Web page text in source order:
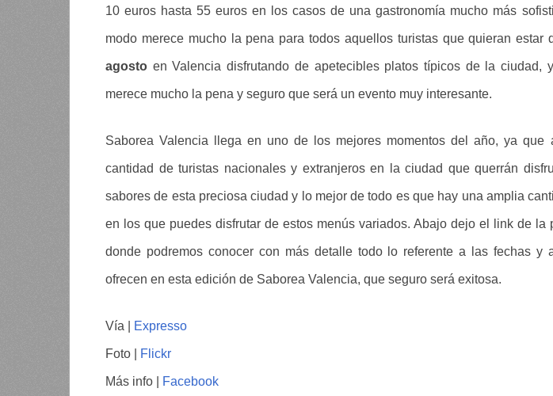
10 euros hasta 55 euros en los casos de una gastronomía mucho más
modo merece mucho la pena para todos aquellos turistas que quieran estar
agosto en Valencia disfrutando de apetecibles platos típicos de la ciudad,
merece mucho la pena y seguro que será un evento muy interesante.
Saborea Valencia llega en uno de los mejores momentos del año, ya que
cantidad de turistas nacionales y extranjeros en la ciudad que querrán
sabores de esta preciosa ciudad y lo mejor de todo es que hay una amplia
en los que puedes disfrutar de estos menús variados. Abajo dejo el link de la
donde podremos conocer con más detalle todo lo referente a las fechas y
ofrecen en esta edición de Saborea Valencia, que seguro será exitosa.
Vía | Expresso
Foto | Flickr
Más info | Facebook